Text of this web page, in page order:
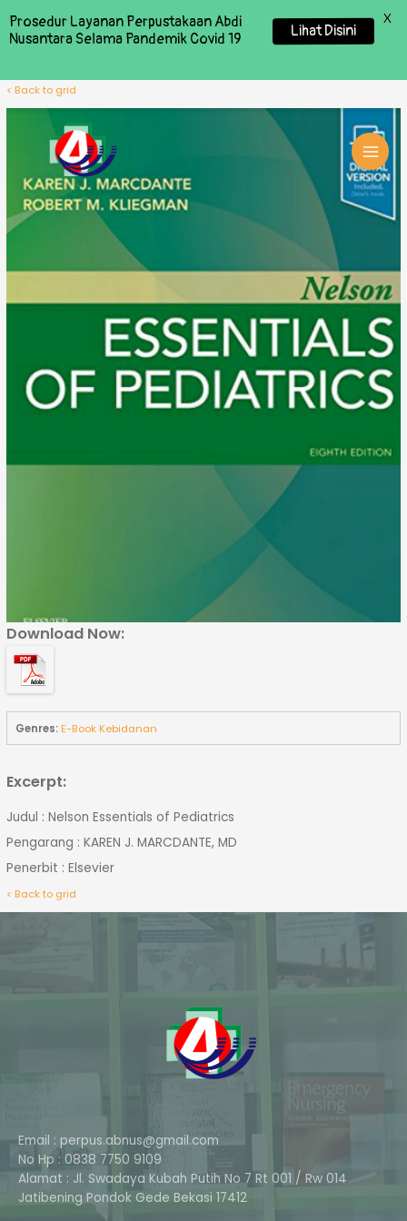
< Back to grid
Download Now:
Genres:E-Book Kebidanan
Excerpt:
Judul : Nelson Essentials of Pediatrics
Pengarang : KAREN J. MARCDANTE, MD
Penerbit : Elsevier
< Back to grid
Email : perpus.abnus@gmail.com
No Hp : 0838 7750 9109
Alamat : Jl. Swadaya Kubah Putih No 7 Rt 001 / Rw 014
Jatibening Pondok Gede Bekasi 17412
Prosedur Layanan Perpustakaan Abdi
Nusantara Selama Pandemik Covid 19
Lihat Disini
X